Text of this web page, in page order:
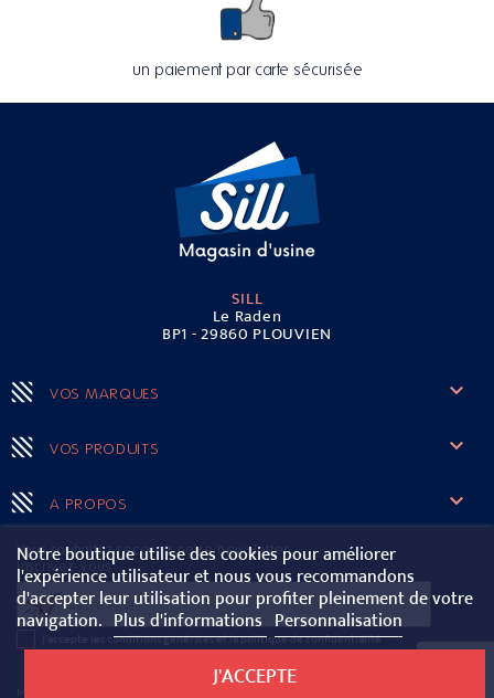
Notre boutique utilise des cookies pour améliorer
l'expérience utilisateur et nous vous recommandons
d'accepter leur utilisation pour profiter pleinement de votre
navigation. Plus d'informations Personnalisation
J'ACCEPTE
un paiement par carte sécurisée
SILL
Le Raden
BP1 - 29860 PLOUVIEN
VOS MARQUES 
VOS PRODUITS 
A PROPOS 
Vous souhaitez recevoir notre newsletter
Inscrivez-vous
J'accepte les conditions générales et la politique de confidentialité